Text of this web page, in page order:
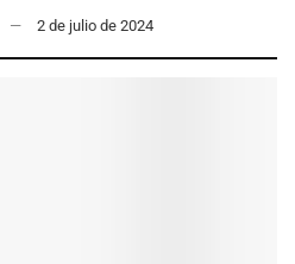
2 de julio de 2024